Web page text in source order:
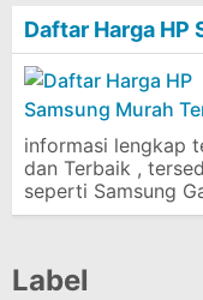
Daftar Harga HP
informasi lengkap
dan Terbaik ,
seperti Samsung
Label